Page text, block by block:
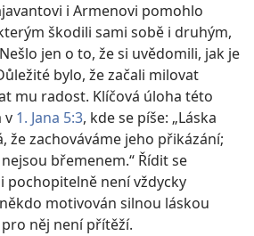
i Armenovi pomohlo
škodili sami sobě i druhým,
jen o to, že si uvědomili, jak je
bylo, že začali milovat
mu radost. Klíčová úloha této
v 1. Jana 5:3, kde se píše: „Láska
že zachováváme jeho přikázání;
břemenem.“ Řídit se
pochopitelně není vždycky
motivován silnou láskou
něj není přítěží.